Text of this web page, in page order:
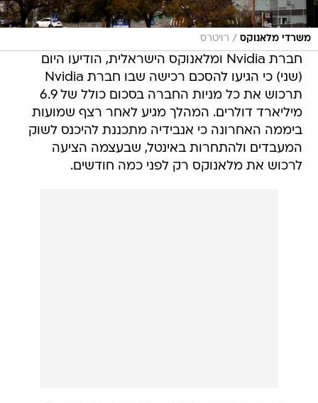
משרדי מלאנוקס / רויטרס
חברת Nvidia ומלאנוקס הישראלית, הודיעו היום
(שני) כי הגיעו להסכם רכישה שבו חברת Nvidia
תרכוש את כל מניות החברה בסכום כולל של 6.9
מיליארד דולרים. המהלך מגיע לאחר רצף שמועות
ביממה האחרונה כי אנבידיה מתכננת להיכנס לשוק
המעבדים ולהתחרות באינטל, שבעצמה הציעה
לרכוש את מלאנוקס רק לפני כמה חודשים.